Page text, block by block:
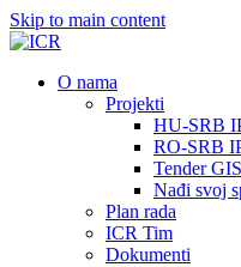
Skip to main content
О nama
Projekti
HU-SRB
RO-SRB
Tender GIS
Nađi svoj
Plan rada
ICR Tim
Dokumenti